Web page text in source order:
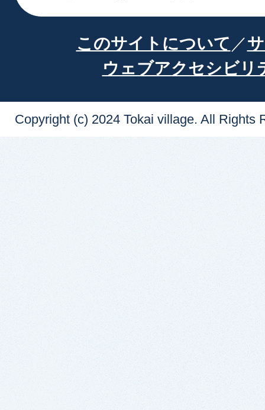
このサイトについて
ウェブアクセシビリ
Copyright (c) 2024 Tokai village. All Rights